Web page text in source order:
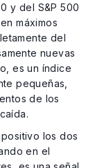
y del S&P 500
máximos
del
nuevas
es un índice
pequeñas,
de los
los dos
en el